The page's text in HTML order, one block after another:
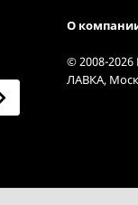
О
© 2008-
ЛАВКА,